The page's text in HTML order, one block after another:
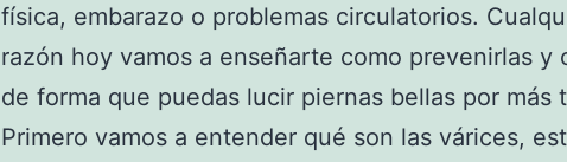
física, embarazo o problemas circulatorios.
razón hoy vamos a enseñarte como prevenirlas y
de forma que puedas lucir piernas bellas por más
Primero vamos a entender qué son las várices,